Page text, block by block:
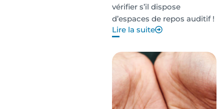
vérifier s’il dispose
d’espaces de repos auditif !
Lire la suite